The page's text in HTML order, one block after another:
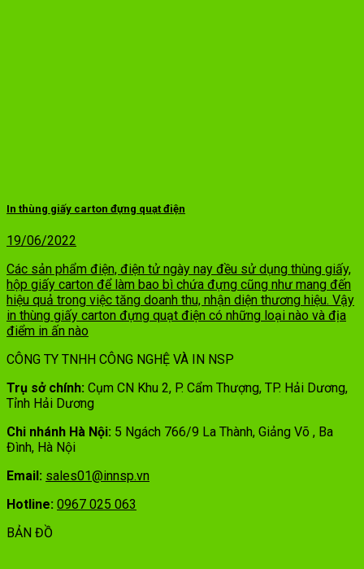
In thùng giấy carton đựng quạt điện
19/06/2022
Các sản phẩm điện, điện tử ngày nay đều sử dụng thùng giấy,
hộp giấy carton để làm bao bì chứa đựng cũng như mang đến
hiệu quả trong việc tăng doanh thu, nhận diện thương hiệu. Vậy
in thùng giấy carton đựng quạt điện có những loại nào và địa
điểm in ấn nào
CÔNG TY TNHH CÔNG NGHỆ VÀ IN NSP
Trụ sở chính: Cụm CN Khu 2, P. Cẩm Thượng, TP. Hải Dương,
Tỉnh Hải Dương
Chi nhánh Hà Nội: 5 Ngách 766/9 La Thành, Giảng Võ , Ba
Đình, Hà Nội
Email: sales01@innsp.vn
Hotline: 0967 025 063
BẢN ĐỒ